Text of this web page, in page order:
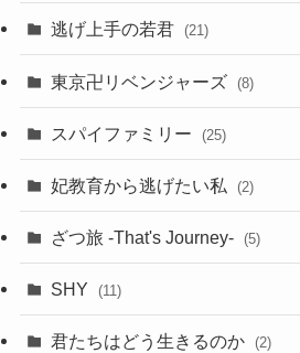
逃げ上手の若君 (21)
東京卍リベンジャーズ (8)
スパイファミリー (25)
妃教育から逃げたい私 (2)
ざつ旅 -That's Journey- (5)
SHY (11)
君たちはどう生きるのか (2)